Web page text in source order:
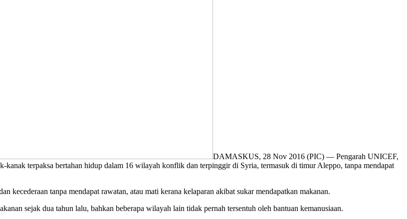
DAMASKUS, 28 Nov 2016 (PIC) — Pengarah UNICEF,
terpaksa bertahan hidup dalam 16 wilayah konflik dan terpinggir di Syria, termasuk di timur Aleppo, tanpa mendapat
kecederaan tanpa mendapat rawatan, atau mati kerana kelaparan akibat sukar mendapatkan makanan.
sejak dua tahun lalu, bahkan beberapa wilayah lain tidak pernah tersentuh oleh bantuan kemanusiaan.